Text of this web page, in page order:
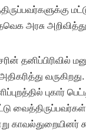
அரசு
மனு
வருகிறது.
புகார்
காவல்துறையினர்